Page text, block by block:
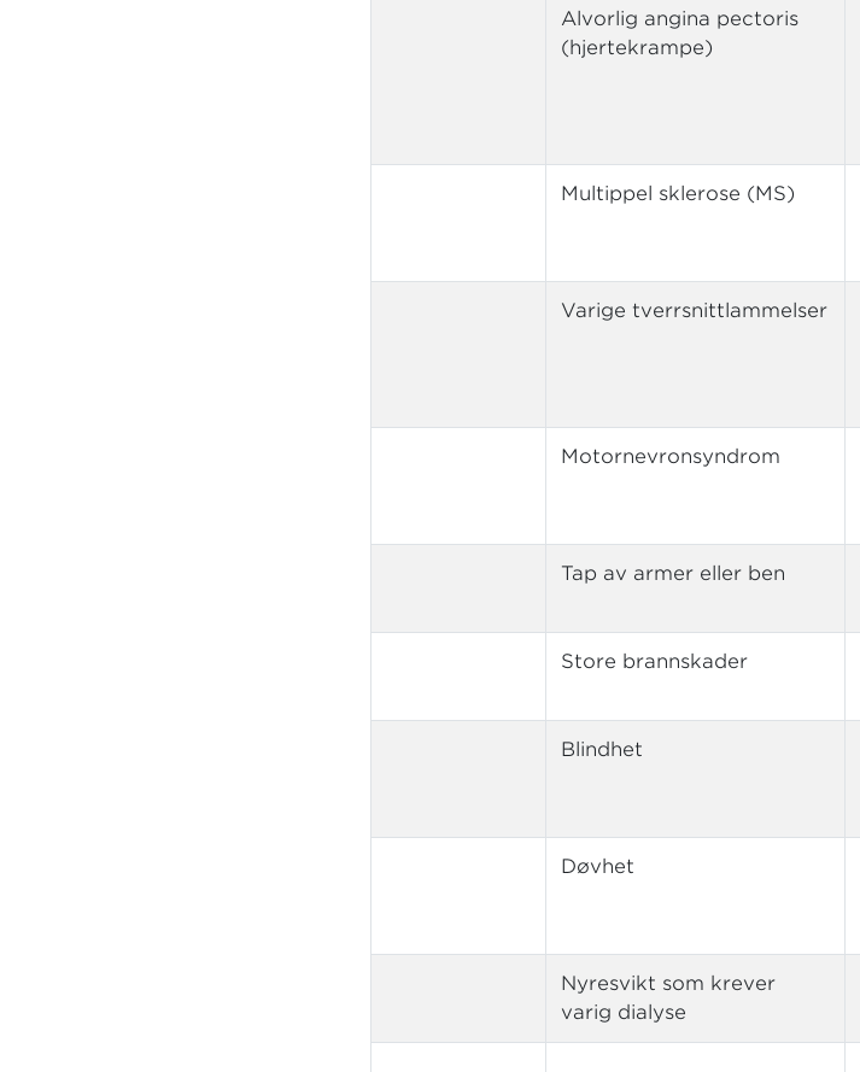
Alvorlig angina pectoris
(hjertekrampe)
Multippel sklerose (MS)
Varige tverrsnittlammelser
Motornevronsyndrom
Tap av armer eller ben
Store brannskader
Blindhet
Døvhet
Nyresvikt som krever
varig dialyse